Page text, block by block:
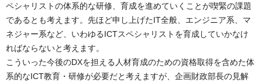
ペシャリストの体系的な研修、育成を進めていくことが喫緊の課題
であるとも考えます。先ほど申し上げたIT全般、エンジニア系、マ
ネジャー系など、いわゆるICTスペシャリストを育成していかなけ
ればならないと考えます。
こういった今後のDXを担える人材育成のための資格取得を含めた体
系的なICT教育・研修が必要だと考えますが、企画財政部長の見解